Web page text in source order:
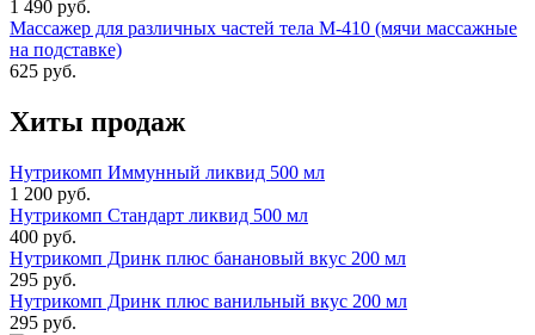
1 490 руб.
Массажер для различных частей тела М-410 (мячи массажные
на подставке)
625 руб.
Хиты продаж
Нутрикомп Иммунный ликвид 500 мл
1 200 руб.
Нутрикомп Стандарт ликвид 500 мл
400 руб.
Нутрикомп Дринк плюс банановый вкус 200 мл
295 руб.
Нутрикомп Дринк плюс ванильный вкус 200 мл
295 руб.